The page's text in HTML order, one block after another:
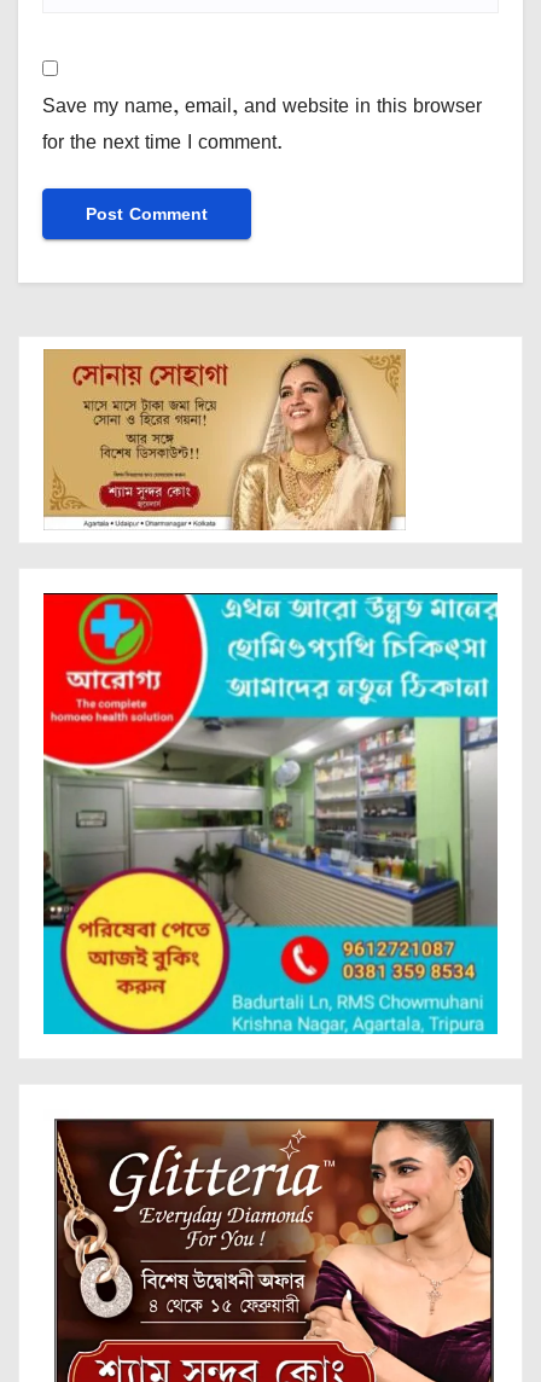
Save my name, email, and website in this browser
for the next time I comment.